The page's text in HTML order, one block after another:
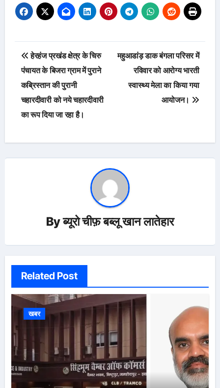
Post
navigation
हेरहंज प्रखंड क्षेत्र के चिरु
पंचायत के बिजरा ग्राम में पुराने
कब्रिस्तान की पुरानी
चहारदीवारी को नये चहारदीवारी
का रूप दिया जा रहा है।
महुआडांड़ डाक बंगला परिसर में
रविवार को आरोग्य भारती
स्वास्थ्य मेला का किया गया
आयोजन।
Byब्यूरो चीफ़ बब्लू खान लातेहार
Related Post
खबर